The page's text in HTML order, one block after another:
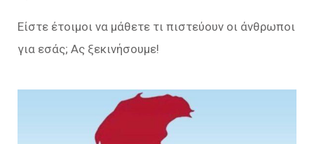
Είστε έτοιμοι να μάθετε τι πιστεύουν οι άνθρωποι
για εσάς; Ας ξεκινήσουμε!